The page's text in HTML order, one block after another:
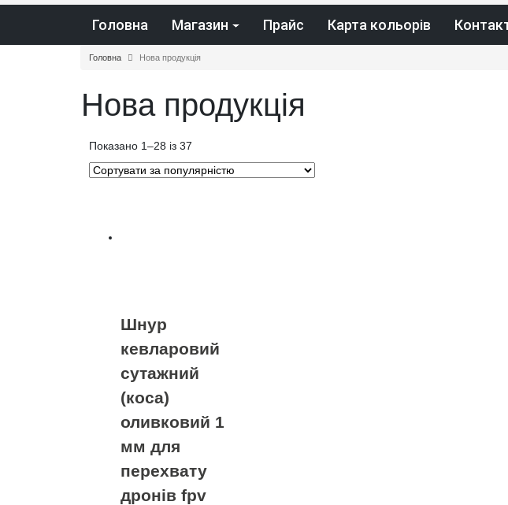
Головна Магазин Прайс Карта кольорів
Головна Нова продукція
Нова продукція
Показано 1–28 із 37
за
популярністю
Шнур
кевларовий
сутажний
(коса)
оливковий 1
мм для
перехвату
дронів fpv